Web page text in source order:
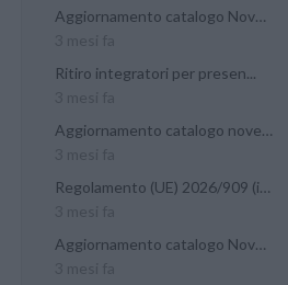
Aggiornamento catalogo Novel...
Ritiro integratori per presen...
Aggiornamento catalogo novel...
Regolamento (UE) 2026/909 (im...
Aggiornamento catalogo Novel...